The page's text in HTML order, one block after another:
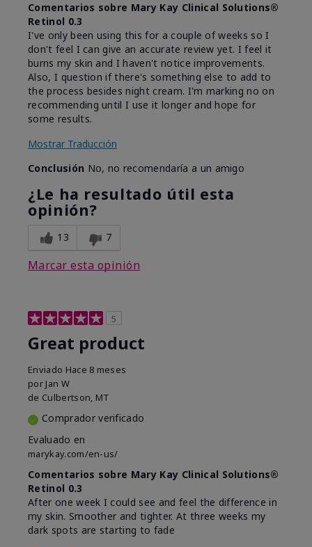
Comentarios sobre Mary Kay Clinical Solutions®
Retinol 0.3
I've only been using this for a couple of weeks so I
don't feel I can give an accurate review yet. I feel it
burns my skin and I haven't notice improvements.
Also, I question if there's something else to add to
the process besides night cream. I'm marking no on
recommending until I use it longer and hope for
some results.
Mostrar Traducción
Conclusión No, no recomendaría a un amigo
¿Le ha resultado útil esta
opinión?
13 7
Marcar esta opinión
5
Great product
Enviado Hace 8 meses
por Jan W
de Culbertson, MT
Comprador verificado
Evaluado en
marykay.com/en-us/
Comentarios sobre Mary Kay Clinical Solutions®
Retinol 0.3
After one week I could see and feel the difference in
my skin. Smoother and tighter. At three weeks my
dark spots are starting to fade